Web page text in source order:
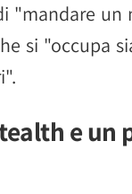
"mandare un
si "occupa
e un